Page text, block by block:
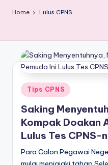
Home Lulus CPNS
Posted
in
Tips CPNS
Saking
Kompak Doakan
Lulus Tes CPNS-
Para Calon Pegawai